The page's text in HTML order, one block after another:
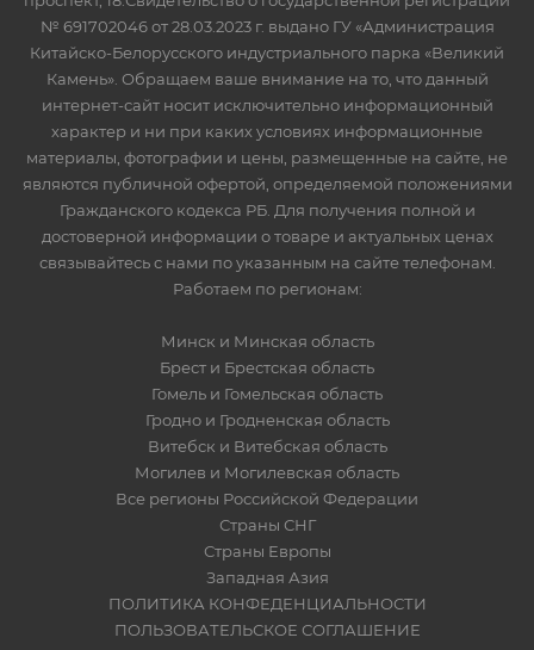
№ 691702046 от 28.03.2023 г. выдано ГУ «Администрация
Китайско-Белорусского индустриального парка «Великий
Камень». Обращаем ваше внимание на то, что данный
интернет-сайт носит исключительно информационный
характер и ни при каких условиях информационные
материалы, фотографии и цены, размещенные на сайте, не
являются публичной офертой, определяемой положениями
Гражданского кодекса РБ. Для получения полной и
достоверной информации о товаре и актуальных ценах
связывайтесь с нами по указанным на сайте телефонам.
Работаем по регионам:
Минск и Минская область
Брест и Брестская область
Гомель и Гомельская область
Гродно и Гродненская область
Витебск и Витебская область
Могилев и Могилевская область
Все регионы Российской Федерации
Страны СНГ
Страны Европы
Западная Азия
ПОЛИТИКА КОНФЕДЕНЦИАЛЬНОСТИ
ПОЛЬЗОВАТЕЛЬСКОЕ СОГЛАШЕНИЕ